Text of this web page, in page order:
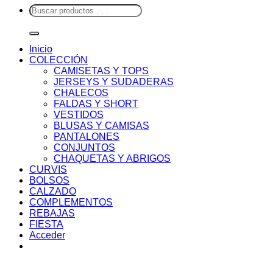
Buscar
por:
Inicio
COLECCIÓN
CAMISETAS Y TOPS
JERSEYS Y SUDADERAS
CHALECOS
FALDAS Y SHORT
VESTIDOS
BLUSAS Y CAMISAS
PANTALONES
CONJUNTOS
CHAQUETAS Y ABRIGOS
CURVIS
BOLSOS
CALZADO
COMPLEMENTOS
REBAJAS
FIESTA
Acceder